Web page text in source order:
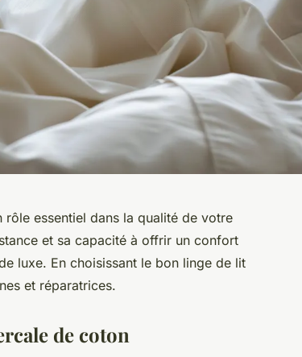
essentiel dans la qualité de votre
et sa capacité à offrir un confort
luxe. En choisissant le bon linge de lit
et réparatrices.
de coton